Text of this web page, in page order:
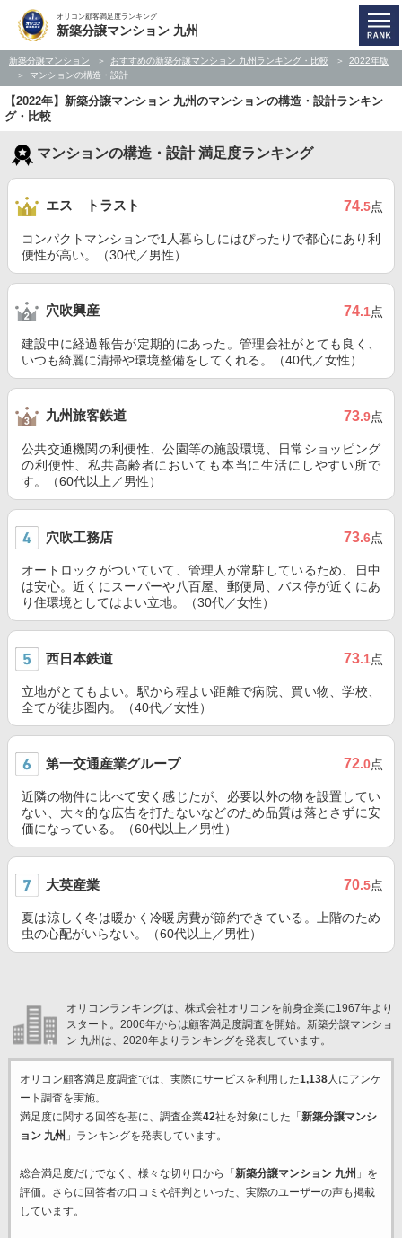
オリコン顧客満足度ランキング
新築分譲マンション 九州
新築分譲マンション おすすめの新築分譲マンション 九州ランキング・比較
2022年版
マンションの構造・設計
【2022年】新築分譲マンション 九州のマンションの構造・設計ランキン
グ・比較
マンションの構造・設計 満足度ランキング
エス トラスト 74.5点
コンパクトマンションで1人暮らしにはぴったりで都心にあり利
便性が高い。（30代／男性）
穴吹興産 74.1点
建設中に経過報告が定期的にあった。管理会社がとても良く、
いつも綺麗に清掃や環境整備をしてくれる。（40代／女性）
九州旅客鉄道 73.9点
公共交通機関の利便性、公園等の施設環境、日常ショッピング
の利便性、私共高齢者においても本当に生活にしやすい所で
す。（60代以上／男性）
穴吹工務店 73.6点
オートロックがついていて、管理人が常駐しているため、日中
は安心。近くにスーパーや八百屋、郵便局、バス停が近くにあ
り住環境としてはよい立地。（30代／女性）
西日本鉄道 73.1点
立地がとてもよい。駅から程よい距離で病院、買い物、学校、
全てが徒歩圏内。（40代／女性）
第一交通産業グループ 72.0点
近隣の物件に比べて安く感じたが、必要以外の物を設置してい
ない、大々的な広告を打たないなどのため品質は落とさずに安
価になっている。（60代以上／男性）
大英産業 70.5点
夏は涼しく冬は暖かく冷暖房費が節約できている。上階のため
虫の心配がいらない。（60代以上／男性）
オリコンランキングは、株式会社オリコンを前身企業に1967年より
スタート。2006年からは顧客満足度調査を開始。新築分譲マンショ
ン 九州は、2020年よりランキングを発表しています。
オリコン顧客満足度調査では、実際にサービスを利用した1,138人にアンケ
ート調査を実施。
満足度に関する回答を基に、調査企業42社を対象にした「 新築分譲マンシ
ョン 九州 」ランキングを発表しています。
総合満足度だけでなく、様々な切り口から「 新築分譲マンション 九州 」を
評価。さらに回答者の口コミや評判といった、実際のユーザーの声も掲載
しています。